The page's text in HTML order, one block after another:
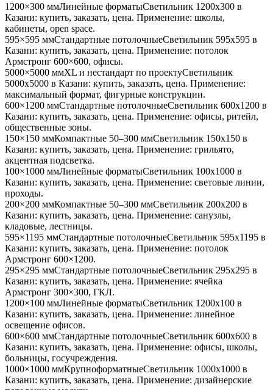
1200×300 ммЛинейные форматыСветильник 1200x300 в
Казани: купить, заказать, цена. Применение: школы,
кабинеты, open space.
595×595 ммСтандартные потолочныеСветильник 595x595 в
Казани: купить, заказать, цена. Применение: потолок
Армстронг 600×600, офисы.
5000×5000 ммXL и нестандарт по проектуСветильник
5000x5000 в Казани: купить, заказать, цена. Применение:
максимальный формат, фигурные конструкции.
600×1200 ммСтандартные потолочныеСветильник 600x1200 в
Казани: купить, заказать, цена. Применение: офисы, ритейл,
общественные зоны.
150×150 ммКомпактные 50–300 ммСветильник 150x150 в
Казани: купить, заказать, цена. Применение: грильято,
акцентная подсветка.
100×1000 ммЛинейные форматыСветильник 100x1000 в
Казани: купить, заказать, цена. Применение: световые линии,
проходы.
200×200 ммКомпактные 50–300 ммСветильник 200x200 в
Казани: купить, заказать, цена. Применение: санузлы,
кладовые, лестницы.
595×1195 ммСтандартные потолочныеСветильник 595x1195 в
Казани: купить, заказать, цена. Применение: потолок
Армстронг 600×1200.
295×295 ммСтандартные потолочныеСветильник 295x295 в
Казани: купить, заказать, цена. Применение: ячейка
Армстронг 300×300, ГКЛ.
1200×100 ммЛинейные форматыСветильник 1200x100 в
Казани: купить, заказать, цена. Применение: линейное
освещение офисов.
600×600 ммСтандартные потолочныеСветильник 600x600 в
Казани: купить, заказать, цена. Применение: офисы, школы,
больницы, госучреждения.
1000×1000 ммКрупноформатныеСветильник 1000x1000 в
Казани: купить, заказать, цена. Применение: дизайнерские